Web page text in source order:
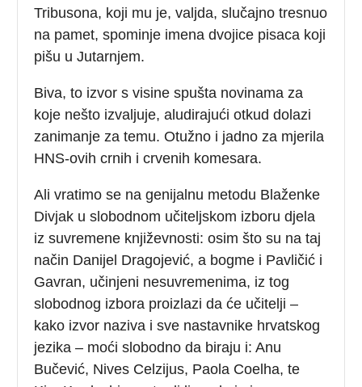
Tribusona, koji mu je, valjda, slučajno tresnuo
na pamet, spominje imena dvojice pisaca koji
pišu u Jutarnjem.
Biva, to izvor s visine spušta novinama za
koje nešto izvaljuje, aludirajući otkud dolazi
zanimanje za temu. Otužno i jadno za mjerila
HNS-ovih crnih i crvenih komesara.
Ali vratimo se na genijalnu metodu Blaženke
Divjak u slobodnom učiteljskom izboru djela
iz suvremene književnosti: osim što su na taj
način Danijel Dragojević, a bogme i Pavličić i
Gavran, učinjeni nesuvremenima, iz tog
slobodnog izbora proizlazi da će učitelji –
kako izvor naziva i sve nastavnike hrvatskog
jezika – moći slobodno da biraju i: Anu
Bučević, Nives Celzijus, Paola Coelha, te